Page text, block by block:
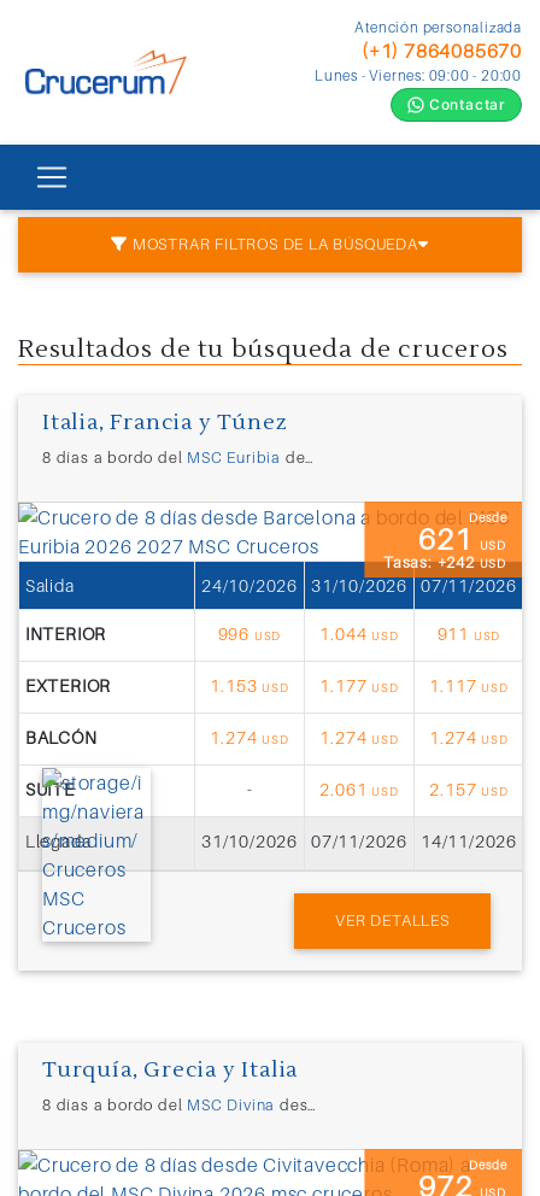
Atención personalizada
(+1) 7864085670
Lunes - Viernes: 09:00 - 20:00
Contactar
MOSTRAR FILTROS DE LA BÚSQUEDA
Resultados de tu búsqueda de cruceros
Italia, Francia y Túnez
8 días a bordo del MSC Euribia desde
Desde
621 USD
Tasas: +242USD
Salida 24/10/2026 31/10/2026 07/11/2026
INTERIOR 996 USD 1.044 USD 911 USD
EXTERIOR 1.153 USD 1.177 USD 1.117 USD
BALCÓN 1.274 USD 1.274 USD 1.274 USD
SUITE - 2.061 USD 2.157 USD
Llegada 31/10/2026 07/11/2026 14/11/2026
VER DETALLES
Turquía, Grecia y Italia
8 días a bordo del MSC Divina desde
Desde
972 USD